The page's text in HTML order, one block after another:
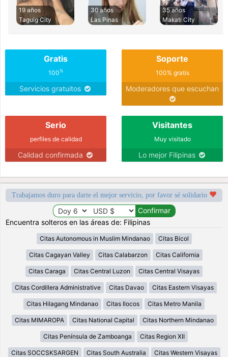
19 años
Taguig City
30 años
Las Pinas
35 años
Makati City
Gratis
100%
Servicios gratuitos
Soporte
100% gratis
Moderadores que escuchan
Serio
perfiles de calidad
Calidad confirmada
Visitantes
Muy visitado
Lo mejor Filipinas
Trabajamos duro para darte el mejor servicio, por favor sé solidario
Encuentra solteros en las áreas de: Filipinas
Citas Autonomous in Muslim Mindanao Citas Bicol
Citas Cagayan Valley Citas Calabarzon Citas California
Citas Caraga Citas Central Luzon Citas Central Visayas
Citas Cordillera Administrative Citas Davao Citas Eastern Visayas
Citas Hilagang Mindanao Citas Ilocos Citas Metro Manila
Citas MIMAROPA Citas National Capital Citas Northern Mindanao
Citas Península de Zamboanga Citas Region XII
Citas SOCCSKSARGEN Citas South Australia Citas Western Visayas